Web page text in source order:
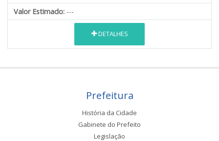
Valor Estimado: ---
DETALHES
Prefeitura
História da Cidade
Gabinete do Prefeito
Legislação